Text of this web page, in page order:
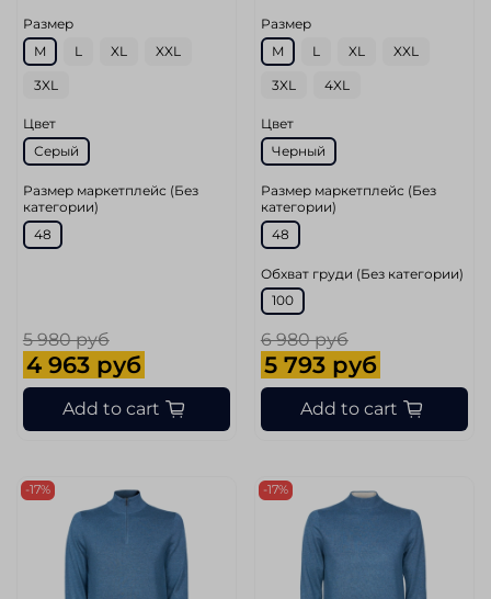
Размер
M
L XL XXL
3XL
Цвет
Серый
Размер маркетплейс (Без
категории)
48
5 980 руб
4 963 руб
Add to cart
Размер
M
L XL XXL
3XL 4XL
Цвет
Черный
Размер маркетплейс (Без
категории)
48
Обхват груди (Без категории)
100
6 980 руб
5 793 руб
Add to cart
-17% -17%